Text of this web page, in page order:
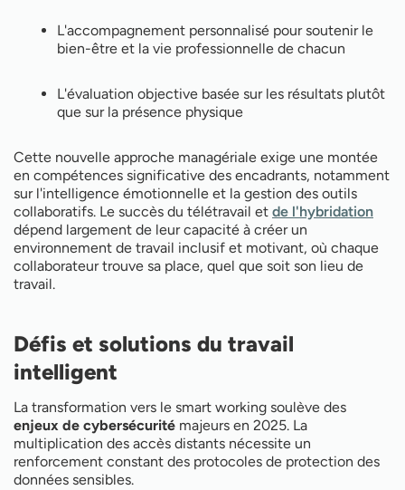
L'accompagnement personnalisé pour soutenir le
bien-être et la vie professionnelle de chacun
L'évaluation objective basée sur les résultats plutôt
que sur la présence physique
Cette nouvelle approche managériale exige une montée
en compétences significative des encadrants, notamment
sur l'intelligence émotionnelle et la gestion des outils
collaboratifs. Le succès du télétravail et de l'hybridation
dépend largement de leur capacité à créer un
environnement de travail inclusif et motivant, où chaque
collaborateur trouve sa place, quel que soit son lieu de
travail.
Défis et solutions du travail
intelligent
La transformation vers le smart working soulève des
enjeux de cybersécurité majeurs en 2025. La
multiplication des accès distants nécessite un
renforcement constant des protocoles de protection des
données sensibles.